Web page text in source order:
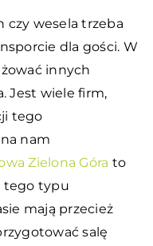
czy wesela trzeba
dla gości. W
innych
Jest wiele firm,
tego
nam
Zielona Góra to
tego typu
mają przecież
salę